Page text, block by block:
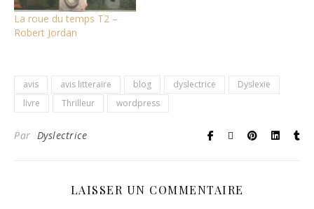
La roue du temps T2 –
Robert Jordan
avis avis litteraire blog dyslectrice
Dyslexie
livre
Thrilleur wordpress
Par Dyslectrice
LAISSER UN COMMENTAIRE